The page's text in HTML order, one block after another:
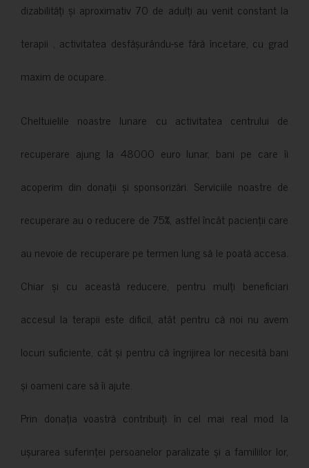
dizabilități și aproximativ 70 de adulți au venit constant la
terapii , activitatea desfășurându-se fără încetare, cu grad
maxim de ocupare.
Cheltuielile noastre lunare cu activitatea centrului de
recuperare ajung la 48000 euro lunar, bani pe care îi
acoperim din donații și sponsorizări. Serviciile noastre de
recuperare au o reducere de 75%, astfel încât pacienții care
au nevoie de recuperare pe termen lung să le poată accesa.
Chiar și cu această reducere, pentru mulți beneficiari
accesul la terapii este dificil, atât pentru că noi nu avem
locuri suficiente, cât și pentru că îngrijirea lor necesită bani
și oameni care să îi ajute.
Prin donația voastră contribuiți în cel mai real mod la
ușurarea suferinței persoanelor paralizate și a familiilor lor,